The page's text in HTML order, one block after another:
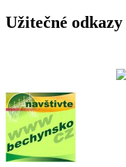
Užitečné odkazy